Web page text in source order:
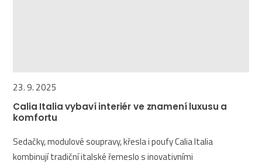
23. 9. 2025
Calia Italia vybaví interiér ve znamení luxusu a
komfortu
Sedačky, modulové soupravy, křesla i poufy Calia Italia
kombinují tradiční italské řemeslo s inovativními